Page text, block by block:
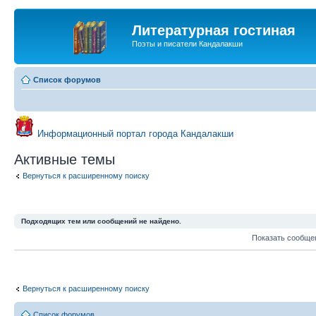
Литературная гостиная
Поэты и писатели Кандалакши
Список форумов
Информационный портал города Кандалакши
Активные темы
Вернуться к расширенному поиску
Подходящих тем или сообщений не найдено.
Показать
Вернуться к расширенному поиску
Список форумов